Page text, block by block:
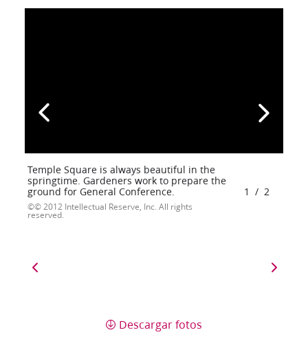
Temple Square is always beautiful in the
springtime. Gardeners work to prepare the
ground for General Conference.
© 2012 Intellectual Reserve, Inc. All rights
reserved.
1 / 2
Descargar fotos